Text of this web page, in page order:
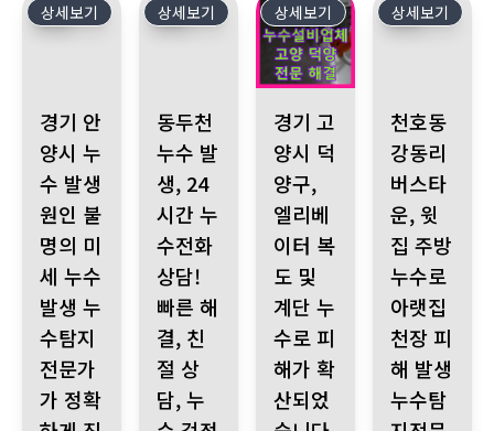
40
상세보기
경기 안
양시 누
수 발생
원인 불
명의 미
세 누수
발생 누
수탐지
전문가
가 정확
39
상세보기
동두천
누수 발
생, 24
시간 누
수전화
상담!
빠른 해
결, 친
절 상
담, 누
38
상세보기
경기 고
양시 덕
양구,
엘리베
이터 복
도 및
계단 누
수로 피
해가 확
산되었
37
상세보기
천호동
강동리
버스타
운, 윗
집 주방
누수로
아랫집
천장 피
해 발생
누수탐